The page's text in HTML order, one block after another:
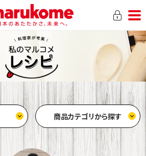
商品カテゴリから探す